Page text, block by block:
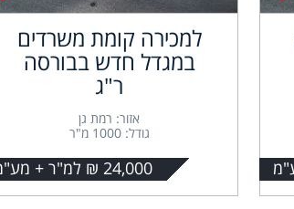
למכירה קומת משרדים
במגדל חדש בבורסה
ר"ג
אזור: רמת גן
גודל: 1000 מ"ר
24,000 ₪ למ"ר + מע"מ